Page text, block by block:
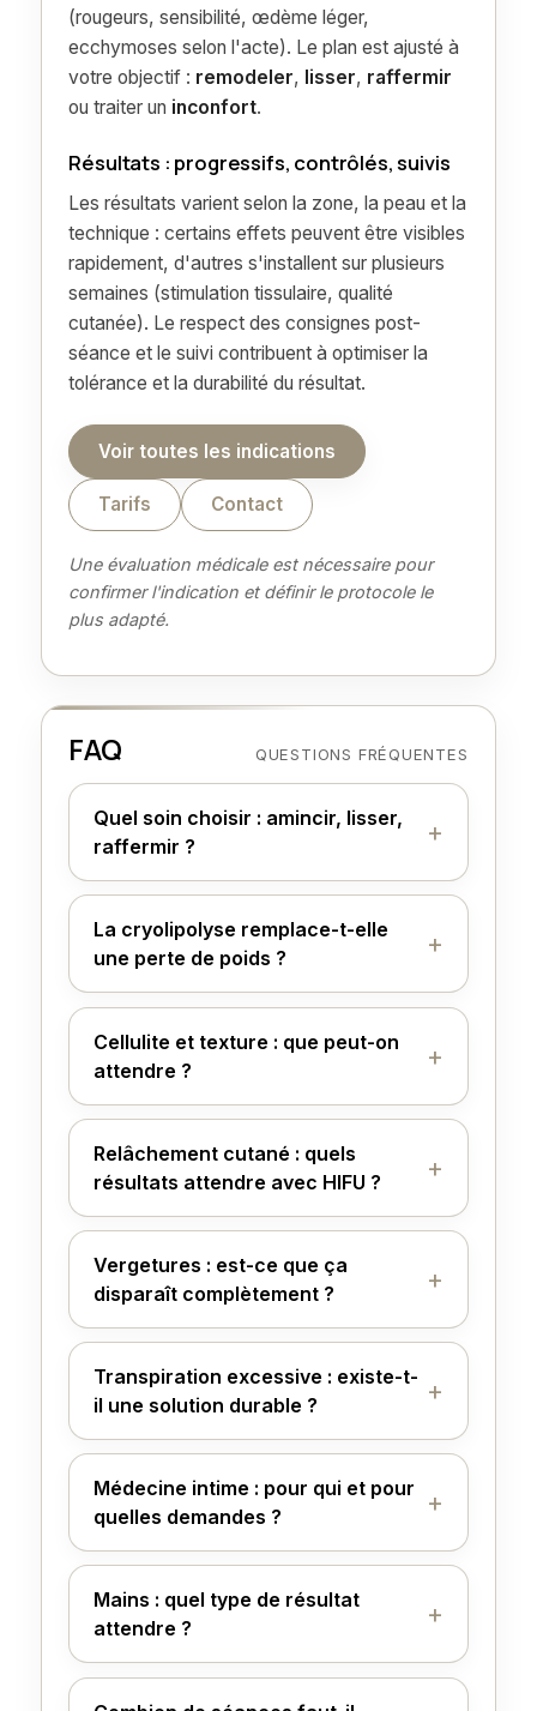
(rougeurs, sensibilité, œdème léger,
ecchymoses selon l'acte). Le plan est ajusté à
votre objectif : remodeler, lisser, raffermir
ou traiter un inconfort.
Résultats : progressifs, contrôlés, suivis
Les résultats varient selon la zone, la peau et la
technique : certains effets peuvent être visibles
rapidement, d'autres s'installent sur plusieurs
semaines (stimulation tissulaire, qualité
cutanée). Le respect des consignes post-
séance et le suivi contribuent à optimiser la
tolérance et la durabilité du résultat.
Voir toutes les indications
Tarifs Contact
Une évaluation médicale est nécessaire pour
confirmer l'indication et définir le protocole le
plus adapté.
FAQ QUESTIONS FRÉQUENTES
Quel soin choisir : amincir, lisser,
raffermir ?
La cryolipolyse remplace-t-elle
une perte de poids ?
Cellulite et texture : que peut-on
attendre ?
Relâchement cutané : quels
résultats attendre avec HIFU ?
Vergetures : est-ce que ça
disparaît complètement ?
Transpiration excessive : existe-t-
il une solution durable ?
Médecine intime : pour qui et pour
quelles demandes ?
Mains : quel type de résultat
attendre ?